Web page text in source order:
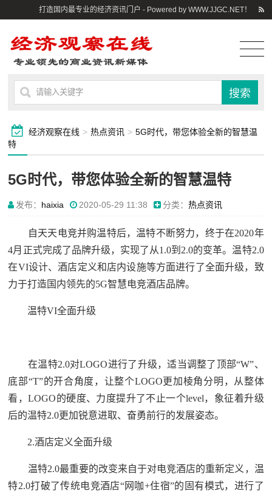
打造国内最专业的经济资讯门户 - Powered by WWW.JJGC.NET！
经济观察在线 > 热点资讯 > 5G时代，带您体验全新的智慧温
特
5G时代，带您体验全新的智慧温特
发布： haixia 2020-05-29 11:38 分类：热点资讯
自天天电竞并购温特后，温特不断努力，终于在2020年
4月正式完成了品牌升级，实现了从1.0到2.0的变革。温特2.0
在VI设计、酒店定义和店内设施等方面进行了全面升级，致
力于打造国内领先的5G智慧电竞酒店品牌。
温特VI全面升级
在温特2.0对LOGO进行了升级，适当调整了顶部“W”、
底部“T”的开合角度，让整个LOGO更加棱角分明，从整体
看，LOGO的硬度、力度提升了不止一个level，象征着升级
后的温特2.0更加锐意进取、奋勇前行的发展姿态。
2.酒店定义全面升级
温特2.0最重要的改变来自于对电竞酒店的重新定义，温
特2.0打破了传统电竞酒店“网咖+住宿”的固有模式，进行了